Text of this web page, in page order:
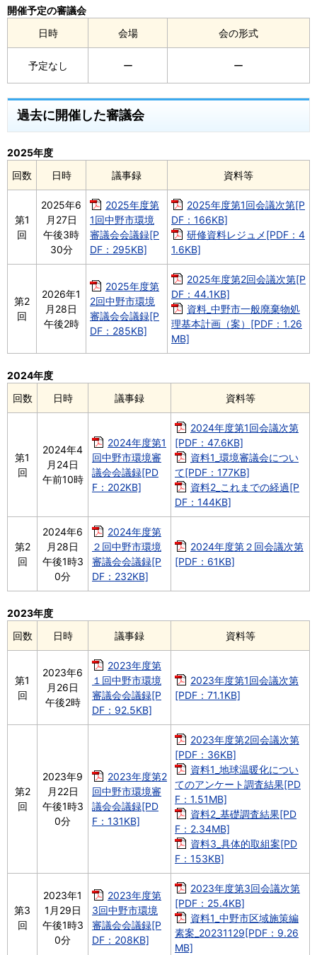
開催予定の審議会
日時
会場 会の形式
予定なし ー ー
過去に開催した審議会
2025年度
回数
日時 議事録 資料等
第1
回
2025年6
月27日
午後3時
30分
2025年度第
1回中野市環境
審議会会議録[P
DF：295KB]
2025年度第1回会議次第[P
DF：166KB]
研修資料レジュメ[PDF：4
1.6KB]
第2
回
2026年1
月28日
午後2時
2025年度第
2回中野市環境
審議会会議録[P
DF：285KB]
2025年度第2回会議次第[P
DF：44.1KB]
資料_中野市一般廃棄物処
理基本計画（案）[PDF：1.26
MB]
2024年度
回数
日時 議事録 資料等
第1
回
2024年4
月24日
午前10時
2024年度第1
回中野市環境審
議会会議録[PD
F：202KB]
2024年度第1回会議次第
[PDF：47.6KB]
資料1_環境審議会につい
て[PDF：177KB]
資料2_これまでの経過[P
DF：144KB]
第2
回
2024年6
月28日
午後1時3
0分
2024年度第
２回中野市環境
審議会会議録[P
DF：232KB]
2024年度第２回会議次第
[PDF：61KB]
2023年度
回数
日時 議事録 資料等
第1
回
2023年6
月26日
午後2時
2023年度第
１回中野市環境
審議会会議録[P
DF：92.5KB]
2023年度第1回会議次第
[PDF：71.1KB]
第2
回
2023年9
月22日
午後1時3
0分
2023年度第2
回中野市環境審
議会会議録[PD
F：131KB]
2023年度第2回会議次第
[PDF：36KB]
資料1_地球温暖化につい
てのアンケート調査結果[PD
F：1.51MB]
資料2_基礎調査結果[PD
F：2.34MB]
資料3_具体的取組案[PD
F：153KB]
第3
回
2023年1
1月29日
午後1時3
0分
2023年度第
3回中野市環境
審議会会議録[P
DF：208KB]
2023年度第3回会議次第
[PDF：25.4KB]
資料1_中野市区域施策編
素案_20231129[PDF：9.26
MB]